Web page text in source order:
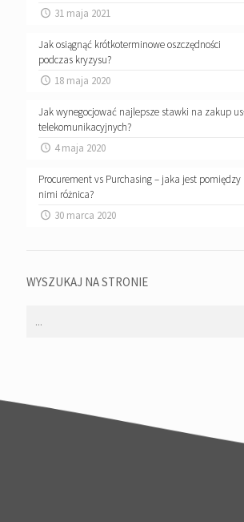
31 maja 2021
Jak osiągnąć krótkoterminowe oszczędności
podczas kryzysu?
18 maja 2020
Jak wynegocjować najlepsze stawki na zakup
telekomunikacyjnych?
4 maja 2020
Procurement vs Purchasing – jaka jest pomiędzy
nimi różnica?
30 marca 2020
WYSZUKAJ NA STRONIE